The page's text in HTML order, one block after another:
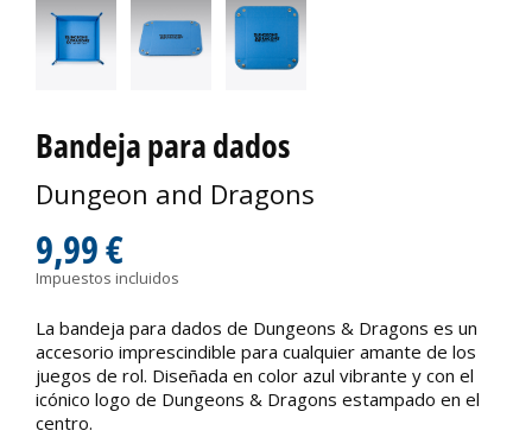
Bandeja para dados
Dungeon and Dragons
9,99 €
Impuestos incluidos
La bandeja para dados de Dungeons & Dragons es un
accesorio imprescindible para cualquier amante de los
juegos de rol. Diseñada en color azul vibrante y con el
icónico logo de Dungeons & Dragons estampado en el
centro.